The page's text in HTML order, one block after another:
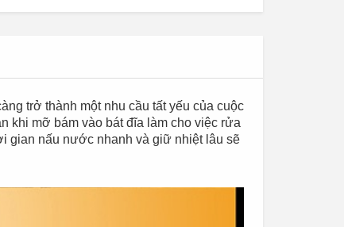
trở thành một nhu cầu tất yếu của cuộc
khi mỡ bám vào bát đĩa làm cho việc rửa
gian nấu nước nhanh và giữ nhiệt lâu sẽ